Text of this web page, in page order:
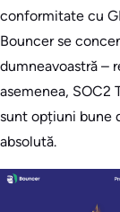
conformitate cu
Bouncer se
dumneavoastră –
asemenea, SOC2
sunt opțiuni bune
absolută.